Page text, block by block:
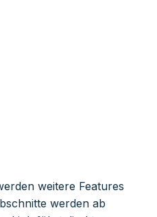
weitere Features
werden ab